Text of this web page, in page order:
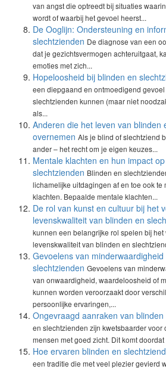
van angst die optreedt bij situaties
wordt of waarbij het gevoel heerst...
De Ooglijn: Ondersteuning en
slechtzienden De diagnose van een
dat je gezichtsvermogen achteruitgaat,
emoties met zich...
Hopeloosheid bij blinden en
een diepgaand en ontmoedigend
slechtzienden kunnen (maar niet
als...
Anderen die het leven van blinden
overnemen Als je blind of slechtziend
ander – het recht om je eigen keuzes...
Mentale klachten en hun impact
slechtzienden Blinden en
lichamelijke uitdagingen af en toe ook te
klachten. Bepaalde mentale klachten...
De rol van kunst en cultuur bij het
levenskwaliteit van blinden en
kunnen een belangrijke rol spelen bij het
levenskwaliteit van blinden en
Gevoelens van
slechtzienden Gevoelens van
van onwaardigheid, waardeloosheid of
kunnen worden veroorzaakt door
persoonlijke ervaringen,...
Ongevraagd aanraken van
en slechtzienden zijn kwetsbaarder
mensen met goed zicht. Dit komt
Hoe ervaren blinden en
een traditie die met veel plezier gevierd